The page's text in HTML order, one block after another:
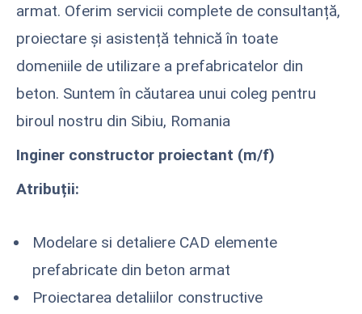
armat. Oferim servicii complete de consultanță,
proiectare și asistență tehnică în toate
domeniile de utilizare a prefabricatelor din
beton. Suntem în căutarea unui coleg pentru
biroul nostru din Sibiu, Romania
Inginer constructor proiectant (m/f)
Atribuții:
Modelare si detaliere CAD elemente
prefabricate din beton armat
Proiectarea detaliilor constructive